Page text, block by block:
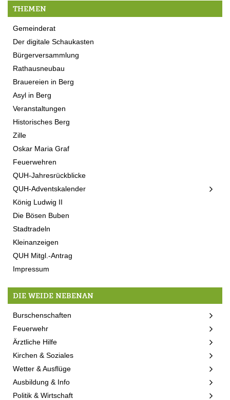
THEMEN
Gemeinderat
Der digitale Schaukasten
Bürgerversammlung
Rathausneubau
Brauereien in Berg
Asyl in Berg
Veranstaltungen
Historisches Berg
Zille
Oskar Maria Graf
Feuerwehren
QUH-Jahresrückblicke
QUH-Adventskalender
König Ludwig II
Die Bösen Buben
Stadtradeln
Kleinanzeigen
QUH Mitgl.-Antrag
Impressum
DIE WEIDE NEBENAN
Burschenschaften
Feuerwehr
Ärztliche Hilfe
Kirchen & Soziales
Wetter & Ausflüge
Ausbildung & Info
Politik & Wirtschaft